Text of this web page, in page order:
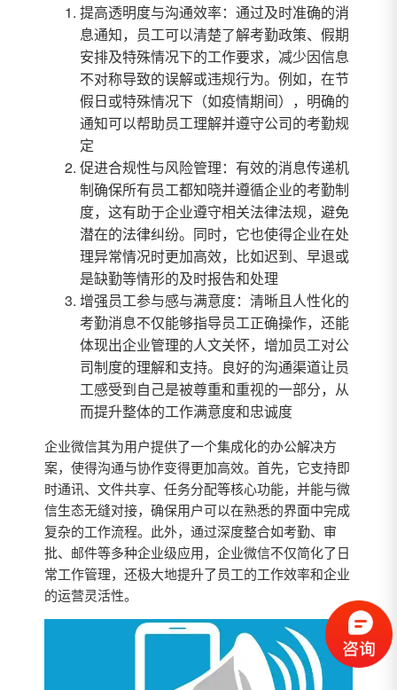
提高透明度与沟通效率：通过及时准确的消
息通知，员工可以清楚了解考勤政策、假期
安排及特殊情况下的工作要求，减少因信息
不对称导致的误解或违规行为。例如，在节
假日或特殊情况下（如疫情期间），明确的
通知可以帮助员工理解并遵守公司的考勤规
定
促进合规性与风险管理：有效的消息传递机
制确保所有员工都知晓并遵循企业的考勤制
度，这有助于企业遵守相关法律法规，避免
潜在的法律纠纷。同时，它也使得企业在处
理异常情况时更加高效，比如迟到、早退或
是缺勤等情形的及时报告和处理
增强员工参与感与满意度：清晰且人性化的
考勤消息不仅能够指导员工正确操作，还能
体现出企业管理的人文关怀，增加员工对公
司制度的理解和支持。良好的沟通渠道让员
工感受到自己是被尊重和重视的一部分，从
而提升整体的工作满意度和忠诚度
企业微信其为用户提供了一个集成化的办公解决方
案，使得沟通与协作变得更加高效。首先，它支持即
时通讯、文件共享、任务分配等核心功能，并能与微
信生态无缝对接，确保用户可以在熟悉的界面中完成
复杂的工作流程。此外，通过深度整合如考勤、审
批、邮件等多种企业级应用，企业微信不仅简化了日
常工作管理，还极大地提升了员工的工作效率和企业
的运营灵活性。